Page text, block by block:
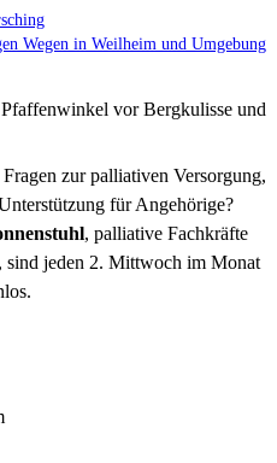
Wegen in Weilheim und Umgebung
zur palliativen Versorgung,
für Angehörige?
, palliative Fachkräfte
sind jeden 2. Mittwoch im Monat